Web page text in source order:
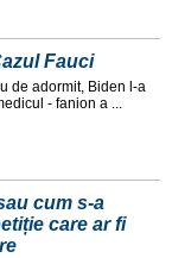
Fauci
de adormit, Biden l-a
- fanion a ...
cum s-a
care ar fi